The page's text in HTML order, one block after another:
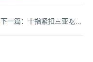
下一篇：十指紧扣三亚吃海鲜度蜜月